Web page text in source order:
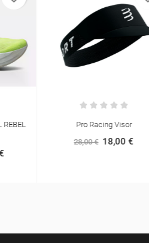
Pro Racing Visor
28,00 € 18,00 €